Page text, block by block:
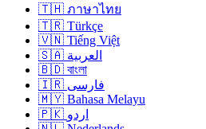
🇹🇭 ภาษาไทย
🇹🇷 Türkçe
🇻🇳 Tiếng Việt
🇸🇦 العربية
🇧🇩 বাংলা
🇮🇷 فارسی
🇲🇾 Bahasa Melayu
🇵🇰 اردو